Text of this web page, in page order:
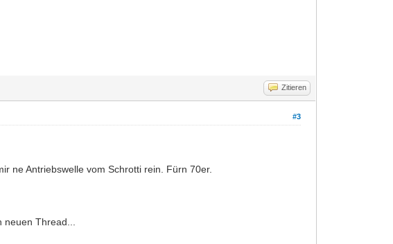
Zitieren
#3
ne Antriebswelle vom Schrotti rein. Fürn 70er.
Thread...